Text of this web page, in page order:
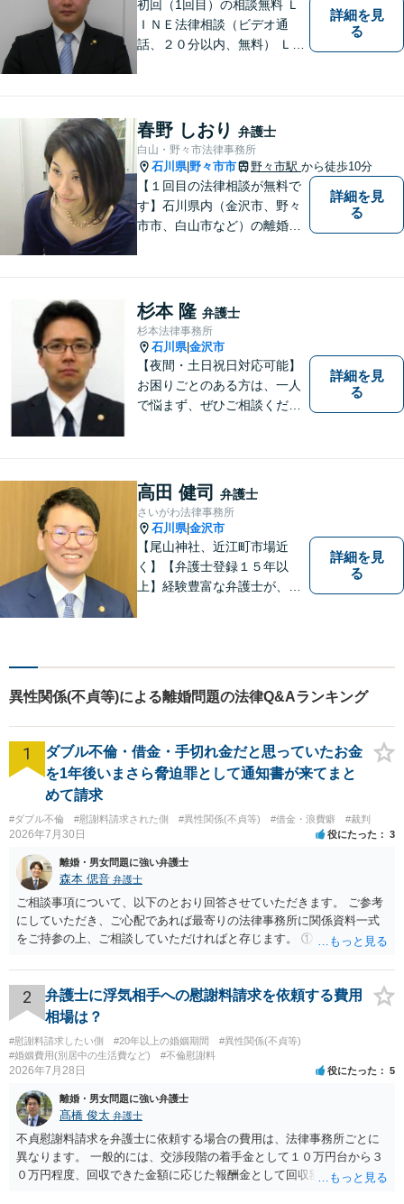
初回（1回目）の相談無料 Ｌ
ＩＮＥ法律相談（ビデオ通
話、２０分以内、無料） ＬＩ
産、個人再生、任意整理）
や、 離婚、相続、交通事故、
慰謝料などの問題解決をお手
伝いします
詳細を見
る
春野 しおり 弁護士
白山・野々市法律事務所
石川県| 野々市市 野々市駅 から徒歩10分
【１回目の法律相談が無料で
す】石川県内（金沢市、野々
市市、白山市など）の離婚、
のお悩みも、女性の弁護士が
相談にのることができます。
【女性弁護士在籍】
詳細を見
る
杉本 隆 弁護士
杉本法律事務所
石川県|金沢市
【夜間・土日祝日対応可能】
お困りごとのある方は、一人
で悩まず、ぜひご相談くださ
さい（相談料：１時間５5００
円(税込））
詳細を見
る
高田 健司 弁護士
さいがわ法律事務所
石川県|金沢市
【尾山神社、近江町市場近
く】【弁護士登録１５年以
上】経験豊富な弁護士が、誠
詳細を見
る
異性関係(不貞等)による離婚問題の法律Q&Aランキング
1
ダブル不倫・借金・手切れ金だと思っていたお金
を1年後いまさら脅迫罪として通知書が来てまと
めて請求
#ダブル不倫 #慰謝料請求された側 #異性関係(不貞等) #借金・浪費癖 #裁判
2026年7月30日 役にたった 3
離婚・男女問題に強い弁護士
森本 偲音 弁護士
ご相談事項について、以下のとおり回答させていただきます。 ご参考
にしていただき、ご心配であれば最寄りの法律事務所に関係資料一式
をご持参の上、ご相談していただければと存じます。 ① このLINEの
される可能性はあるのか ⇒LINEを含む１００万円の貸付に至るまでの
やり取り等の経緯、誓約書の内容等を踏まえて、関係を清算するため
の 金銭であったと評価される可能性はあると考えます。 ② 「今後一
切関与しないなら100万円振り込む」というLINEや誓約書は、裁判上
どの程度証拠価値があるのか ⇒前後のやり取りや誓約書の具体的内容
を見ない限り、具体的な判断はできませんが、一定の証拠価値はある
することは認められるのか。 ⇒おそらく１００万円は不当利得（受け
取る正当な権利がないのに利益を取得した）として返還請求されてい
るものかと推察しますので、 貸金返還ではないかと存じます。 ④ 私
は現在、収入も不安定で貯金もなくリボ払い借金が既に約100万あり。
今年に再婚したが主人はお金に厳しい為、一括で220万円を支払う事は
2
弁護士に浮気相手への慰謝料請求を依頼する費用
相場は？
#慰謝料請求したい側 #20年以上の婚姻期間
#異性関係(不貞等)
#婚姻費用(別居中の生活費など)
#不倫慰謝料
2026年7月28日 役にたった 5
離婚・男女問題に強い弁護士
髙橋 俊太 弁護士
不貞慰謝料請求を弁護士に依頼する場合の費用は、法律事務所ごとに
異なります。 一般的には、交渉段階の着手金として１０万円台から３
０万円程度、回収できた金額に応じた報酬金として回収額の１０％か